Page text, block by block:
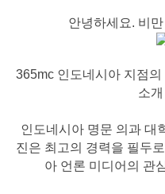
안녕하세요. 비
365mc 인도네시아 지점
소
인도네시아 명문 의과 대
진은 최고의 경력을 필두
아 언론 미디어의 관